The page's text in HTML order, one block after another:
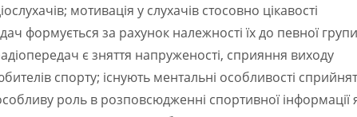
мотивація у слухачів стосовно цікавості
формується за рахунок належності їх до певної
є зняття напруженості, сприяння виходу
спорту; існують ментальні особливості
роль в розповсюдженні спортивної інформації